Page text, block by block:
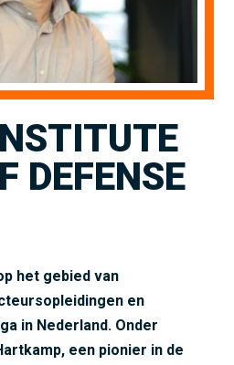
DEFENSE
het gebied van
en
in Nederland. Onder
een pionier in de